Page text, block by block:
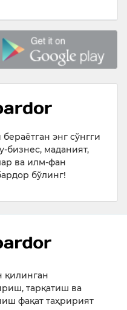
энг сўнгги
бизнес, маданият,
ва илм-фан
бўлинг!
қилинган
тарқатиш ва
фақат таҳририят